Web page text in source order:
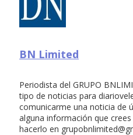
BN Limited
Periodista del GRUPO
tipo de noticias para
comunicarme una noticia de
alguna información que
hacerlo en